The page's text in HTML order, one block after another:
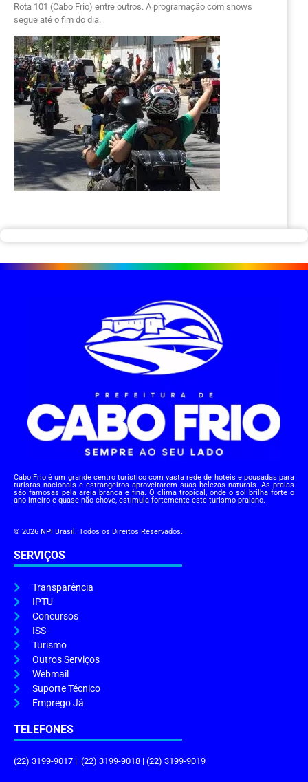
Rota 101 (Cabo Frio) entre outros. A programação com shows
segue até o fim do dia.
Cabo Frio é um grande centro turístico com vasta rede de hotéis e pousadas para
turistas nacionais e estrangeiros aproveitarem suas belezas naturais. As praias
são famosas pela areia branca e fina. O clima tropical, onde o sol brilha forte o
ano inteiro e quase não chove, estimula fortemente este turismo praiano.
© 2026 NPI Brasil. Todos os Direitos Reservados.
SERVIÇOS
Transparência
IPTU
Concursos
ISS
Turismo
Outros Serviços
Webmail
Suporte Técnico
Emprego Já
TELEFONES
(22) 3199-9017 | (22) 3199-9018 | (22) 3199-9019